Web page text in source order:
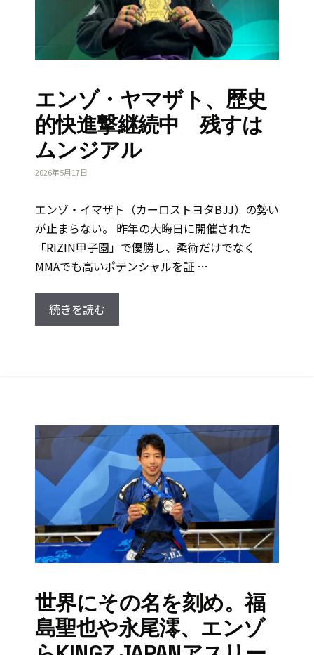
エンゾ・ヤマザト、歴史
的快進撃継続中 残すは
ムンジアル
2026年5月17日
エンゾ・イマザト（カーロストヨタBJJ）の勢い
が止まらない。 昨年の大晦日に開催された
「RIZIN甲子園」で優勝し、柔術だけでなく
MMAでも高いポテンシャルを証 …
続きを読む
世界にその名を刻め。福
島聖也や永尾澪、エンゾ